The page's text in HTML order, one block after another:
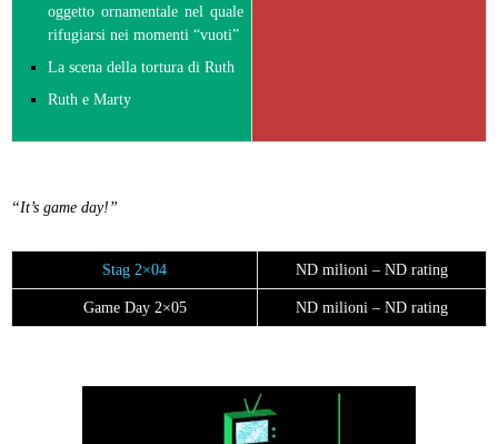
oggetto ornamentale nel quale
rifugiarsi nei momenti “vuoti”
La scena della tortura di Ruth
Ruth e Marty
“It’s game day!”
Stag 2×04 ND milioni – ND rating
Game Day 2×05 ND milioni – ND rating